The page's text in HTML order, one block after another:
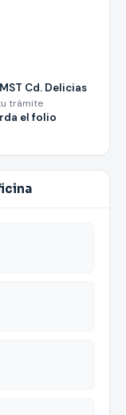
Cd. Delicias
trámite
el folio